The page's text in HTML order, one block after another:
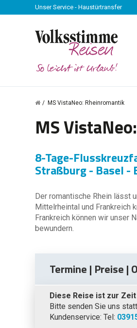
Unser Service - Haustürtransfer
MS VistaNeo: Rheinromantik
MS
8-Tage-
Straßburg - Basel -
Der romantische Rhein lässt
Mittelrheintal und Frankreich
Frankreich können wir unser
bewundern.
Termine | Preise |
Diese Reise ist zur
Bitte senden Sie uns
Kundenservice: Tel: